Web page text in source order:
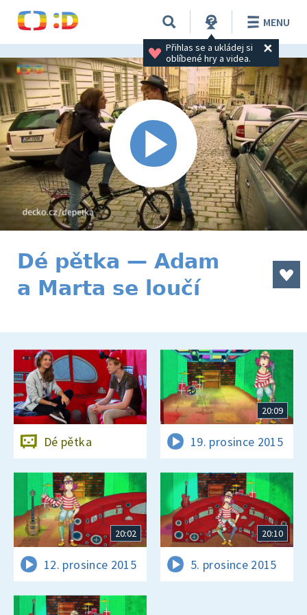
Přihlas se a ukládej si
oblíbené hry a videa.
MENU
Dé pětka — Adam
a Marta se loučí
Dé pětka
20:09
19. prosince 2015
20:02
12. prosince 2015
20:10
5. prosince 2015